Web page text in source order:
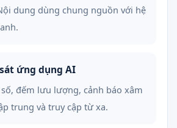
dung dùng chung nguồn với hệ
ứng dụng AI
đếm lưu lượng, cảnh báo xâm
trung và truy cập từ xa.